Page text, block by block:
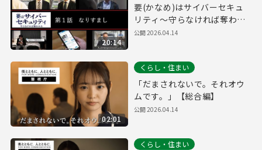
20:14
要(かなめ)はサイバーセキュ
リティ～守らなければ奪われ
る～第１話「なりすまし」(一
公開2026.04.14
02:01
くらし・住まい
「だまされないで。それオウ
ムです。」【総合編】
公開2026.04.14
くらし・住まい